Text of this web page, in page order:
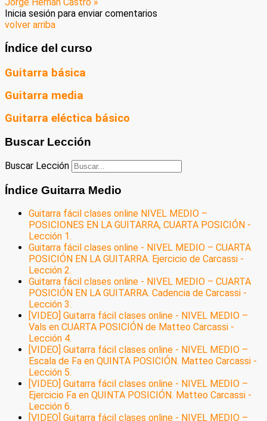
Inicia sesión para enviar comentarios
volver arriba
Índice del curso
Guitarra básica
Guitarra media
Guitarra eléctica básico
Buscar Lección
Buscar Lección
Índice Guitarra Medio
Guitarra fácil clases online NIVEL MEDIO –
POSICIONES EN LA GUITARRA, CUARTA POSICIÓN -
Lección 1.
Guitarra fácil clases online - NIVEL MEDIO – CUARTA
POSICIÓN EN LA GUITARRA. Ejercicio de Carcassi -
Lección 2.
Guitarra fácil clases online - NIVEL MEDIO – CUARTA
POSICIÓN EN LA GUITARRA. Cadencia de Carcassi -
Lección 3.
[VIDEO] Guitarra fácil clases online - NIVEL MEDIO –
Vals en CUARTA POSICIÓN de Matteo Carcassi -
Lección 4.
[VIDEO] Guitarra fácil clases online - NIVEL MEDIO –
Escala de Fa en QUINTA POSICIÓN. Matteo Carcassi -
Lección 5.
[VIDEO] Guitarra fácil clases online - NIVEL MEDIO –
Ejercicio Fa en QUINTA POSICIÓN. Matteo Carcassi -
Lección 6.
[VIDEO] Guitarra fácil clases online - NIVEL MEDIO –